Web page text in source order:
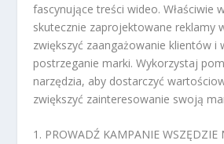
fascynujące treści wideo. Właściwie
skutecznie zaprojektowane reklamy
zwiększyć zaangażowanie klientów i
postrzeganie marki. Wykorzystaj
narzędzia, aby dostarczyć
zwiększyć zainteresowanie swoją
1. PROWADŹ KAMPANIE WSZĘDZIE